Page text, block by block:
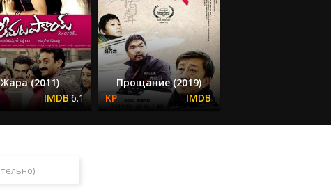
Жара (2011)
6.1
Прощание (2019)